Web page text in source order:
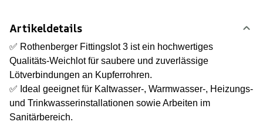
Artikeldetails
✅ Rothenberger Fittingslot 3 ist ein hochwertiges
Qualitäts-Weichlot für saubere und zuverlässige
Lötverbindungen an Kupferrohren.
✅ Ideal geeignet für Kaltwasser-, Warmwasser-, Heizungs-
und Trinkwasserinstallationen sowie Arbeiten im
Sanitärbereich.